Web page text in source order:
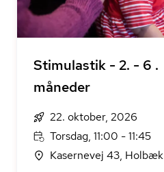
Stimulastik - 2. - 6 .
måneder
22. oktober, 2026
Torsdag, 11:00 - 11:45
Kasernevej 43, Holbæk